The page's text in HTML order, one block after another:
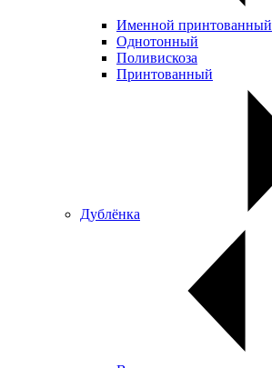
Именной принтованный
Однотонный
Поливискоза
Принтованный
Дублёнка